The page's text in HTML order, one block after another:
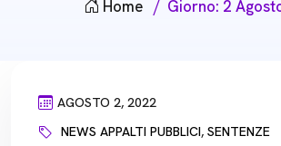
Home Giorno: 2
AGOSTO 2, 2022
NEWS APPALTI PUBBLICI, SENTENZE